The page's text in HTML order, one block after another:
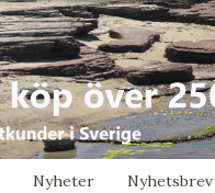
Nyheter Nyhetsbrev